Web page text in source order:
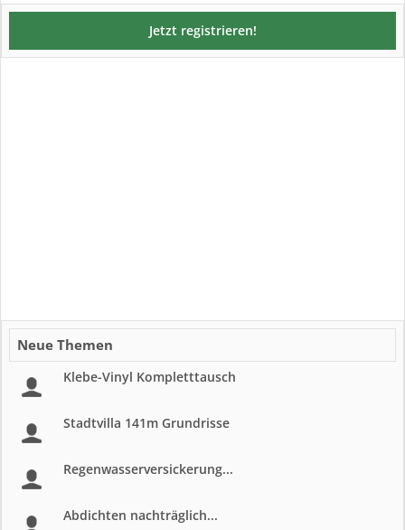
Jetzt registrieren!
Neue Themen
Klebe-Vinyl Kompletttausch
Stadtvilla 141m Grundrisse
Regenwasserversickerung...
Abdichten nachträglich...